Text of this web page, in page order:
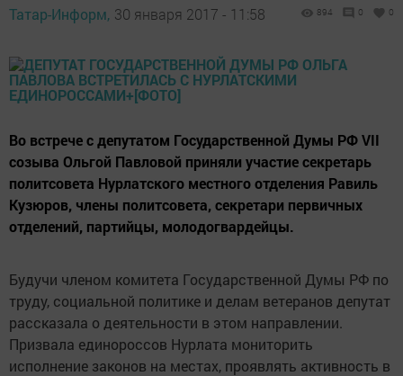
Татар-Информ, 30 января 2017 - 11:58 894 0 0
Во встрече с депутатом Государственной Думы РФ VII
созыва Ольгой Павловой приняли участие секретарь
политсовета Нурлатского местного отделения Равиль
Кузюров, члены политсовета, секретари первичных
отделений, партийцы, молодогвардейцы.
Будучи членом комитета Государственной Думы РФ по
труду, социальной политике и делам ветеранов депутат
рассказала о деятельности в этом направлении.
Призвала единороссов Нурлата мониторить
исполнение законов на местах, проявлять активность в